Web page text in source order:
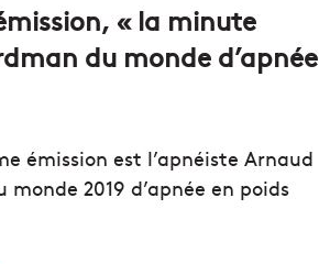
« la minute
du monde d’apnée
émission est l’apnéiste Arnaud
2019 d’apnée en poids